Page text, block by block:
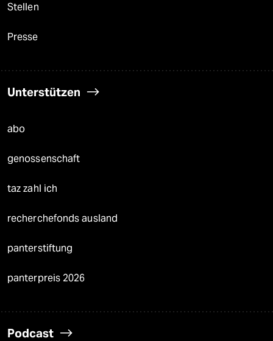
Stellen
Presse
Unterstützen
abo
genossenschaft
taz zahl ich
recherchefonds ausland
panterstiftung
panterpreis 2026
Podcast